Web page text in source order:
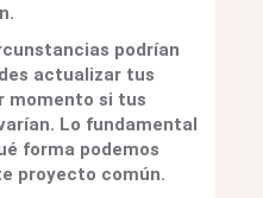
podrían
actualizar tus
momento si tus
Lo fundamental
forma podemos
proyecto común.